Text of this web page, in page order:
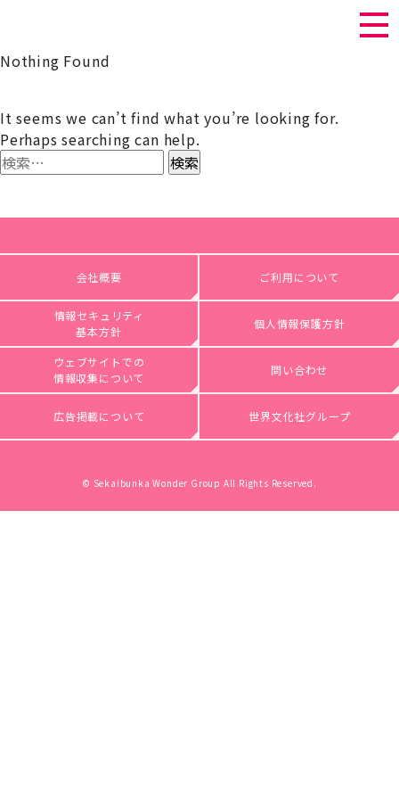
Nothing Found
It seems we can’t find what you’re looking for.
Perhaps searching can help.
検
索:
会社概要 ご利用について
情報セキュリティ
基本方針
個人情報保護方針
ウェブサイトでの
情報収集について
問い合わせ
広告掲載について 世界文化社グループ
© Sekaibunka Wonder Group All Rights Reserved.